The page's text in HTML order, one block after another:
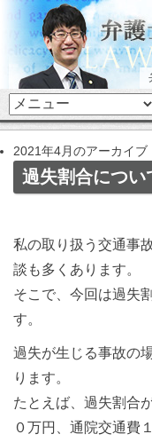
2021年4月のアーカイブ
過失割合につい
私の取り扱う交通事
談も多くあります。
そこで、今回は過失
す。
過失が生じる事故の
ります。
たとえば、過失割合
０万円、通院交通費